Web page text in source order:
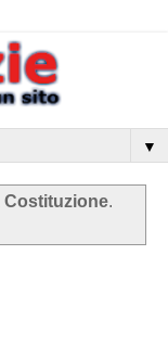
▼
Costituzione.